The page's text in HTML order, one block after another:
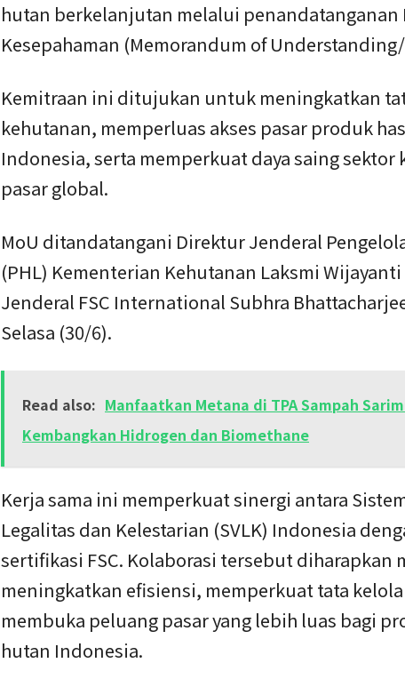
hutan berkelanjutan melalui penandatanganan
Kesepahaman (Memorandum of
Kemitraan ini ditujukan untuk meningkatkan
kehutanan, memperluas akses pasar produk
Indonesia, serta memperkuat daya saing sektor
pasar global.
MoU ditandatangani Direktur Jenderal
(PHL) Kementerian Kehutanan Laksmi
Jenderal FSC International Subhra
Selasa (30/6).
Read also: Manfaatkan Metana di TPA Sampah
Kembangkan Hidrogen dan Biomethane
Kerja sama ini memperkuat sinergi antara
Legalitas dan Kelestarian (SVLK) Indonesia
sertifikasi FSC. Kolaborasi tersebut diharapkan
meningkatkan efisiensi, memperkuat tata
membuka peluang pasar yang lebih luas bagi
hutan Indonesia.